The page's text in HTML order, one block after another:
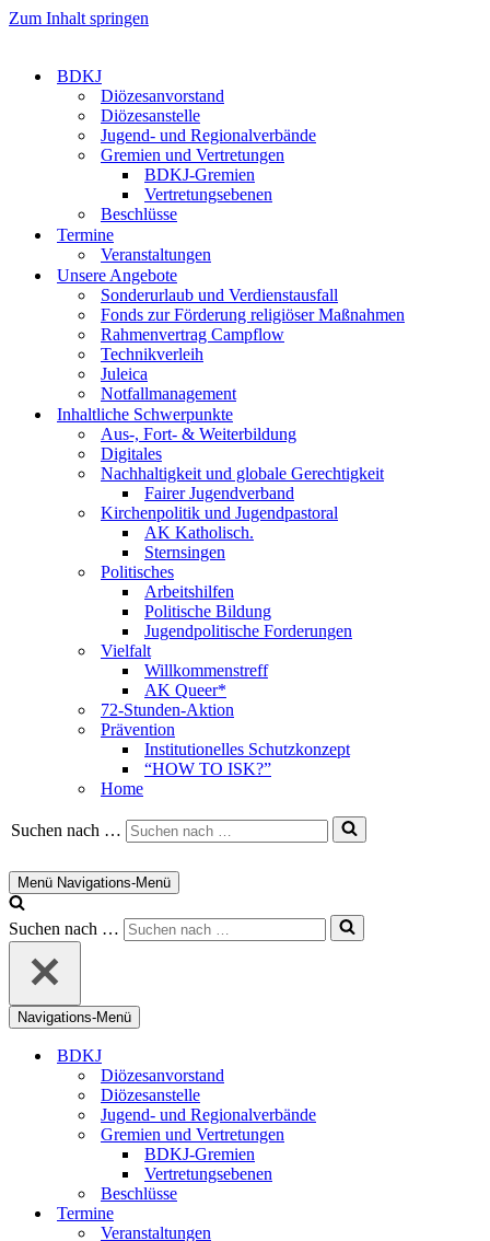
Zum Inhalt springen
BDKJ
Diözesanvorstand
Diözesanstelle
Jugend- und Regionalverbände
Gremien und Vertretungen
BDKJ-Gremien
Vertretungsebenen
Beschlüsse
Termine
Veranstaltungen
Unsere Angebote
Sonderurlaub und Verdienstausfall
Fonds zur Förderung religiöser Maßnahmen
Rahmenvertrag Campflow
Technikverleih
Juleica
Notfallmanagement
Inhaltliche Schwerpunkte
Aus-, Fort- & Weiterbildung
Digitales
Nachhaltigkeit und globale Gerechtigkeit
Fairer Jugendverband
Kirchenpolitik und Jugendpastoral
AK Katholisch.
Sternsingen
Politisches
Arbeitshilfen
Politische Bildung
Jugendpolitische Forderungen
Vielfalt
Willkommenstreff
AK Queer*
72-Stunden-Aktion
Prävention
Institutionelles Schutzkonzept
“HOW TO ISK?”
Home
Suchen nach …
Menü Navigations-Menü
Suchen nach …
Navigations-Menü
BDKJ
Diözesanvorstand
Diözesanstelle
Jugend- und Regionalverbände
Gremien und Vertretungen
BDKJ-Gremien
Vertretungsebenen
Beschlüsse
Termine
Veranstaltungen